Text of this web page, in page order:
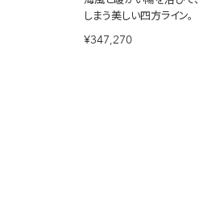
しまう美しい四方ライン。
¥347,270